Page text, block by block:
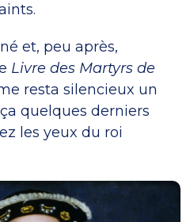
et, peu après,
Livre des Martyrs de
resta silencieux un
quelques derniers
les yeux du roi